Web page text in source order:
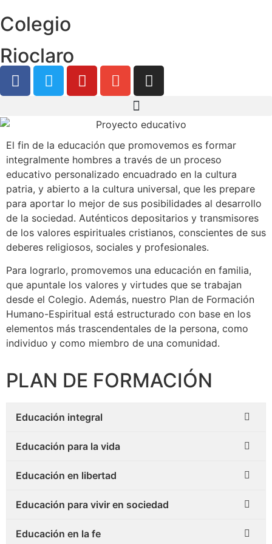
Colegio
Rioclaro
El fin de la educación que promovemos es formar
integralmente hombres a través de un proceso
educativo personalizado encuadrado en la cultura
patria, y abierto a la cultura universal, que les prepare
para aportar lo mejor de sus posibilidades al desarrollo
de la sociedad. Auténticos depositarios y transmisores
de los valores espirituales cristianos, conscientes de sus
deberes religiosos, sociales y profesionales.
Para lograrlo, promovemos una educación en familia,
que apuntale los valores y virtudes que se trabajan
desde el Colegio. Además, nuestro Plan de Formación
Humano-Espiritual está estructurado con base en los
elementos más trascendentales de la persona, como
individuo y como miembro de una comunidad.
PLAN DE FORMACIÓN
Educación integral
Educación para la vida
Educación en libertad
Educación para vivir en sociedad
Educación en la fe